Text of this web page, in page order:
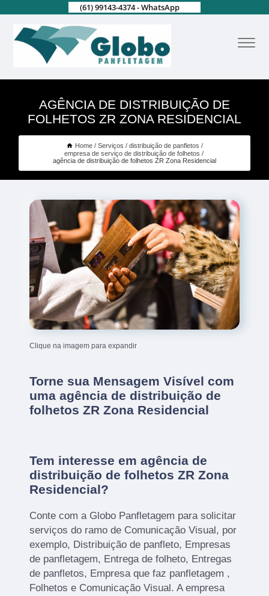
(61) 99143-4374 - WhatsApp
AGÊNCIA DE DISTRIBUIÇÃO DE
FOLHETOS ZR ZONA RESIDENCIAL
Home Serviços
distribuição de panfletos
empresa de serviço de distribuição de folhetos
agência de distribuição de folhetos ZR Zona Residencial
Clique na imagem para expandir
Torne sua Mensagem Visível com
uma agência de distribuição de
folhetos ZR Zona Residencial
Tem interesse em agência de
distribuição de folhetos ZR Zona
Residencial?
Conte com a Globo Panfletagem para solicitar
serviços do ramo de Comunicação Visual, por
exemplo, Distribuição de panfleto, Empresas
de panfletagem, Entrega de folheto, Entregas
de panfletos, Empresa que faz panfletagem ,
Folhetos e Comunicação Visual. A empresa